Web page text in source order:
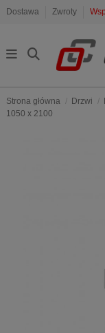
Dostawa Zwroty
Strona główna Drzwi
1050 x 2100